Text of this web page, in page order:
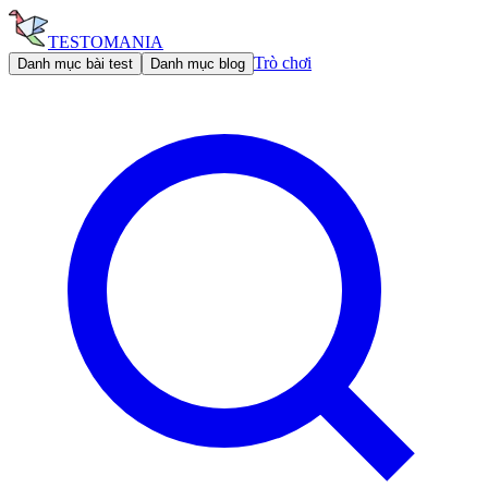
TESTOMANIA
Danh mục bài test Danh mục blog Trò chơi